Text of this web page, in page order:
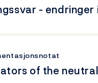
-
of the